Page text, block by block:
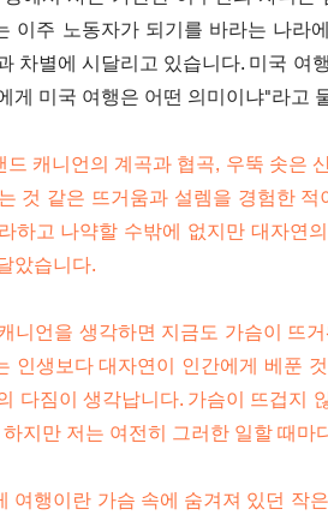
이주 노동자가 되기를 바라는 나라
차별에 시달리고 있습니다. 미국 여
게 미국 여행은 어떤 의미이냐"라고
드 캐니언의 계곡과 협곡, 우뚝 솟은
것 같은 뜨거움과 설렘을 경험한
하고 나약할 수밖에 없지만 대자연
았습니다.
니언을 생각하면 지금도 가슴이 뜨
인생보다 대자연이 인간에게 베푼
다짐이 생각납니다. 가슴이 뜨겁지
지만 저는 여전히 그러한 일할 때마
여행이란 가슴 속에 숨겨져 있던 작